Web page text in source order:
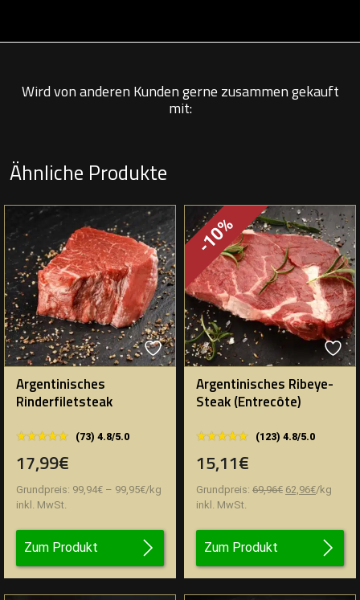
Wird von anderen Kunden gerne zusammen gekauft
mit:
Ähnliche Produkte
Argentinisches
Rinderfiletsteak
★★★★★
★★★★★ (73) 4.8/5.0
17,99€
Grundpreis: 99,94€ – 99,95€/kg
inkl. MwSt.
Zum Produkt
-10%
Argentinisches Ribeye-
Steak (Entrecôte)
★★★★★
★★★★★ (123) 4.8/5.0
15,11€
Grundpreis: 69,96€ Ursprünglicher
62,96€Aktueller
62,96€.
/kg
inkl. MwSt.
Zum Produkt